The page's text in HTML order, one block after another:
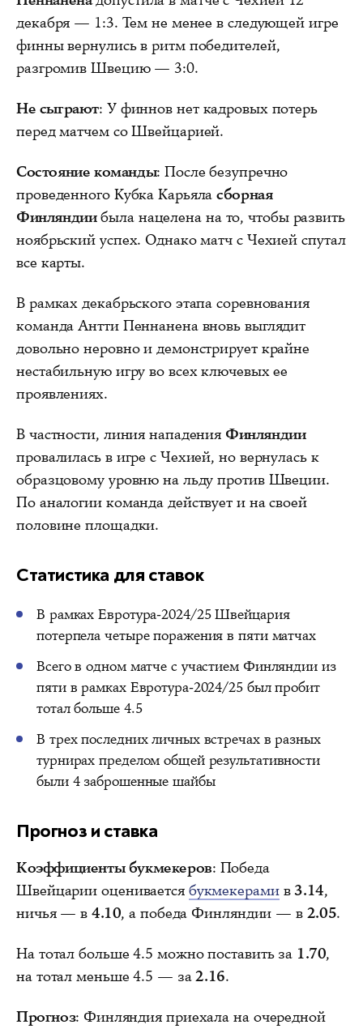
декабря — 1:3. Тем не менее в следующей игре
финны вернулись в ритм победителей,
разгромив Швецию — 3:0.
Не сыграют: У финнов нет кадровых потерь
перед матчем со Швейцарией.
Состояние команды: После безупречно
проведенного Кубка Карьяласборная
Финляндиибыла нацелена на то, чтобы развить
ноябрьский успех. Однако матч с Чехией спутал
все карты.
В рамках декабрьского этапа соревнования
команда Антти Пеннанена вновь выглядит
довольно неровно и демонстрирует крайне
нестабильную игру во всех ключевых ее
проявлениях.
В частности, линия нападения Финляндии
провалилась в игре с Чехией, но вернулась к
образцовому уровню на льду против Швеции.
По аналогии команда действует и на своей
половине площадки.
Статистика для ставок
В рамках Евротура-2024/25 Швейцария
потерпела четыре поражения в пяти матчах
Всего в одном матче с участием Финляндии из
пяти в рамках Евротура-2024/25 был пробит
тотал больше 4.5
В трех последних личных встречах в разных
турнирах пределом общей результативности
были 4 заброшенные шайбы
Прогноз и ставка
Коэффициенты букмекеров: Победа
Швейцарии оценивается букмекерамив 3.14,
ничья — в 4.10, а победа Финляндии — в 2.05.
На тотал больше 4.5 можно поставить за 1.70,
на тотал меньше 4.5 — за2.16.
Прогноз: Финляндия приехала на очередной